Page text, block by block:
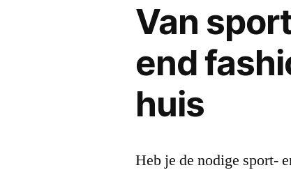
Van
end
huis
Heb je de nodige sport-